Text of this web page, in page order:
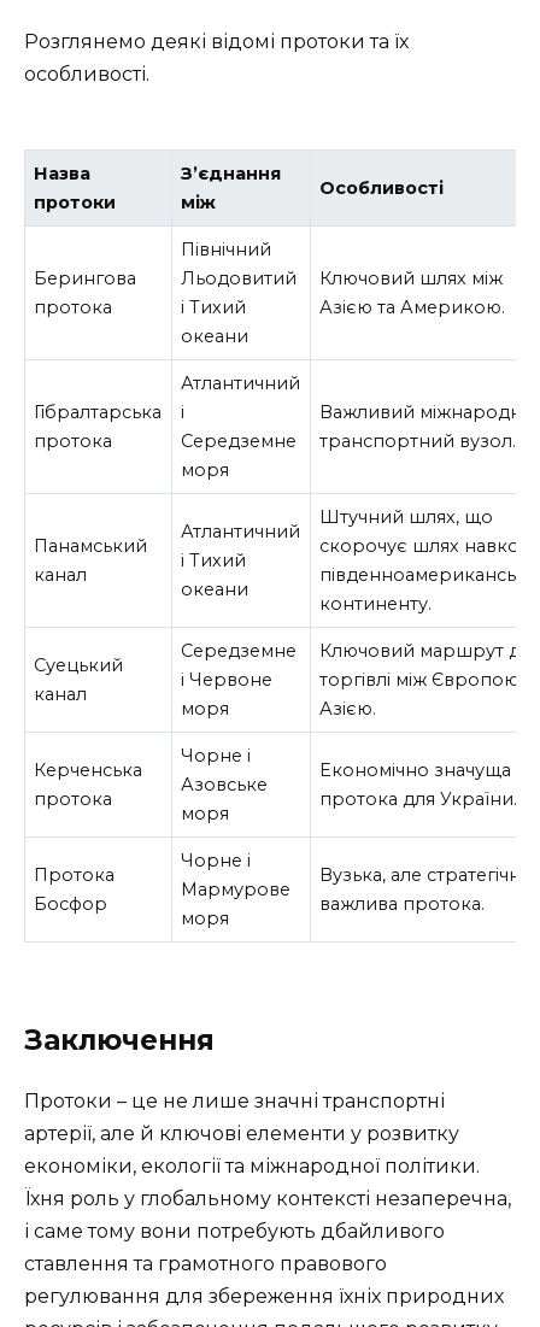
Розглянемо деякі відомі протоки та їх
особливості.
Назва
протоки
З’єднання
між
Особливості
Берингова
протока
Північний
Льодовитий
і Тихий
океани
Ключовий шлях між
Азією та Америкою.
Гібралтарська
протока
Атлантичний
і
Середземне
моря
Важливий
транспортний вузол.
Панамський
канал
Атлантичний
і Тихий
океани
Штучний шлях, що
скорочує шлях
континенту.
Суецький
канал
Середземне
і Червоне
моря
Ключовий маршрут
торгівлі між Європою
Азією.
Керченська
протока
Чорне і
Азовське
моря
Економічно значуща
протока для України.
Протока
Босфор
Чорне і
Мармурове
моря
Вузька, але стратегічно
важлива протока.
Заключення
Протоки – це не лише значні транспортні
артерії, але й ключові елементи у розвитку
економіки, екології та міжнародної політики.
Їхня роль у глобальному контексті незаперечна,
і саме тому вони потребують дбайливого
ставлення та грамотного правового
регулювання для збереження їхніх природних